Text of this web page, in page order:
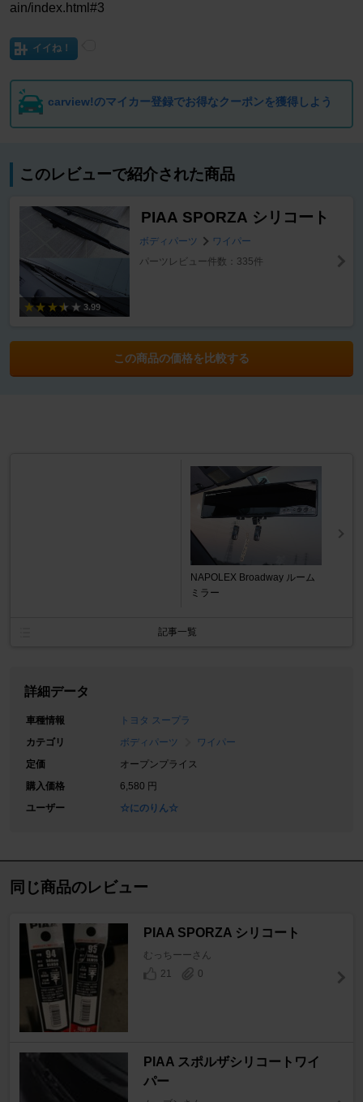
ain/index.html#3
イイね！
carview!のマイカー登録でお得なクーポンを獲得しよう
このレビューで紹介された商品
3.99
PIAA SPORZA シリコート
ボディパーツ
ワイパー
パーツレビュー件数：335件
この商品の価格を比較する
NAPOLEX Broadway ルーム
ミラー
記事一覧
詳細データ
車種情報
トヨタ スープラ
カテゴリ
ボディパーツ
ワイパー
定価
オープンプライス
購入価格
6,580 円
ユーザー
☆にのりん☆
同じ商品のレビュー
PIAA SPORZA シリコート
むっちーーさん
21
0
PlAA スポルザシリコートワイ
パー